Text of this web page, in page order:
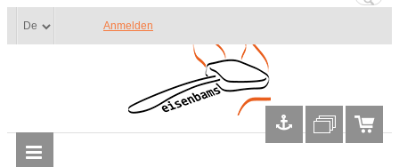
Anmelden